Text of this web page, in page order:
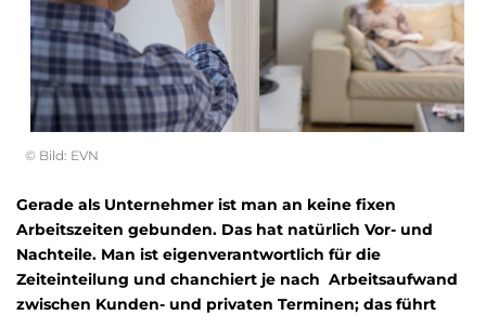
© Bild: EVN
Gerade als Unternehmer ist man an keine fixen
Arbeitszeiten gebunden. Das hat natürlich Vor- und
Nachteile. Man ist eigenverantwortlich für die
Zeiteinteilung und chanchiert je nach Arbeitsaufwand
zwischen Kunden- und privaten Terminen; das führt